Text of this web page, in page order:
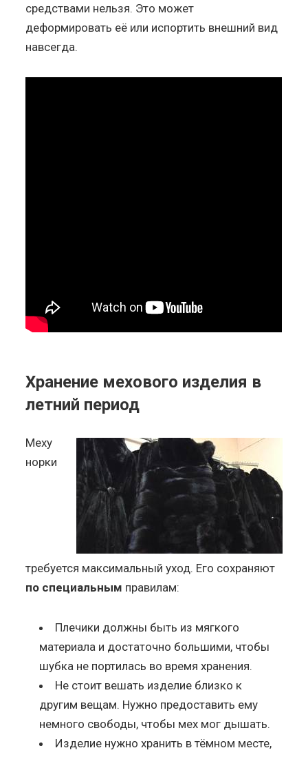
средствами нельзя. Это может
деформировать её или испортить внешний вид
навсегда.
Хранение мехового изделия в
летний период
Меху
норки
требуется максимальный уход. Его сохраняют
по специальным правилам:
Плечики должны быть из мягкого
материала и достаточно большими, чтобы
шубка не портилась во время хранения.
Не стоит вешать изделие близко к
другим вещам. Нужно предоставить ему
немного свободы, чтобы мех мог дышать.
Изделие нужно хранить в тёмном месте,